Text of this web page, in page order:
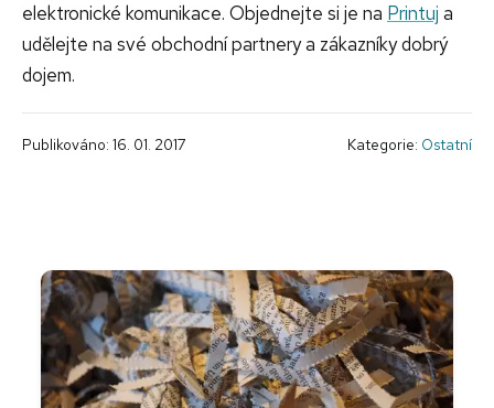
elektronické komunikace. Objednejte si je na Printuj a
udělejte na své obchodní partnery a zákazníky dobrý
dojem.
Publikováno: 16. 01. 2017 Kategorie: Ostatní